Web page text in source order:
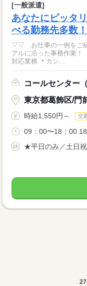
[一般派遣]
あなたにピッタ
べる勤務先多数！
▽▽ お仕事の一例をご紹介！ ▽▽ ＜オフィ
アルに沿った事務作業
対応業務 ＊カン...
コールセンター
東京都葛飾区/門
時給1,550円～ 交
09：00〜18：00
★平日のみ／土日
27